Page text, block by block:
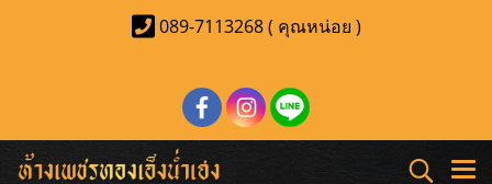
089-7113268 ( คุณหน่อย )